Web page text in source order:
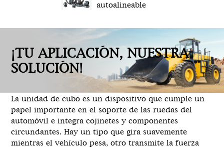
autoalineable
¡TU APLICACIÓN, NUESTRA
SOLUCIÓN!
La unidad de cubo es un dispositivo que cumple un
papel importante en el soporte de las ruedas del
automóvil e integra cojinetes y componentes
circundantes. Hay un tipo que gira suavemente
mientras el vehículo pesa, otro transmite la fuerza